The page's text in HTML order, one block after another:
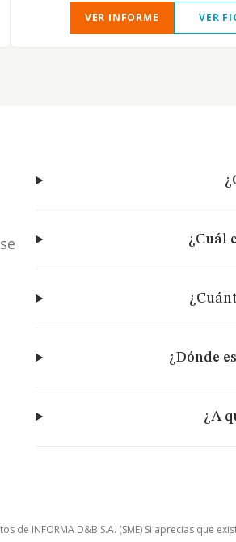
VER INFORME VER
¿Cuál
¿Dónde
¿A
de INFORMA D&B S.A. (SME) Si aprecias